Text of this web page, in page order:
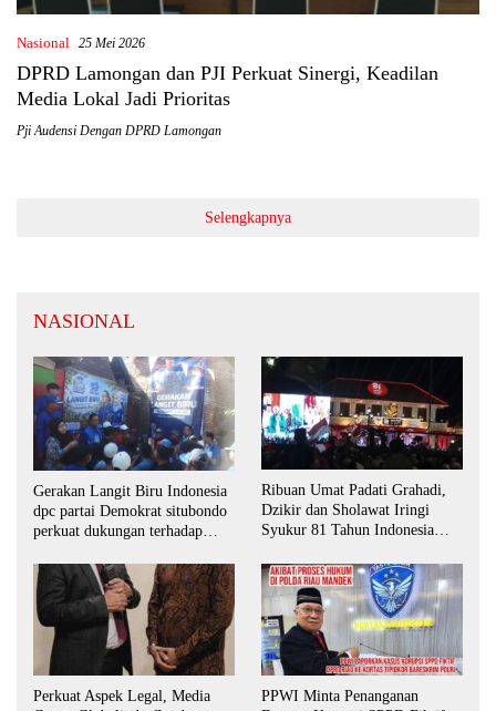
Nasional 25 Mei 2026
DPRD Lamongan dan PJI Perkuat Sinergi, Keadilan
Media Lokal Jadi Prioritas
Pji Audensi Dengan DPRD Lamongan
Selengkapnya
NASIONAL
Gerakan Langit Biru Indonesia
dpc partai Demokrat situbondo
perkuat dukungan terhadap
Ribuan Umat Padati Grahadi,
Dzikir dan Sholawat Iringi
Syukur 81 Tahun Indonesia
Perkuat Aspek Legal, Media
PPWI Minta Penanganan